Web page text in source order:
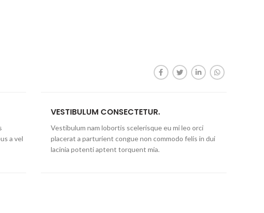
a vel
VESTIBULUM CONSECTETUR.
Vestibulum nam lobortis scelerisque eu mi leo orci
placerat a parturient congue non commodo felis in dui
lacinia potenti aptent torquent mia.